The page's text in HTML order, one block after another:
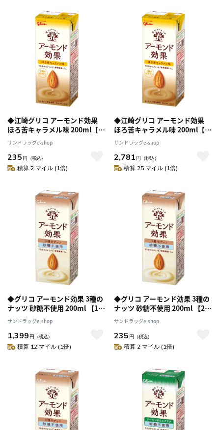
◆江崎グリコ アーモンド効果
ほろ苦キャラメル味 200ml【2
個セット】
サンドラッグe-shop
235 円 （税込）
積算 2 マイル (1倍)
◆江崎グリコ アーモンド効果
ほろ苦キャラメル味 200ml【24
個セット】
サンドラッグe-shop
2,781 円 （税込）
積算 25 マイル (1倍)
◆グリコ アーモンド効果 3種の
ナッツ 砂糖不使用 200ml 【12
個セット】
サンドラッグe-shop
1,399 円 （税込）
積算 12 マイル (1倍)
◆グリコ アーモンド効果 3種の
ナッツ 砂糖不使用 200ml 【2個
セット】
サンドラッグe-shop
235 円 （税込）
積算 2 マイル (1倍)